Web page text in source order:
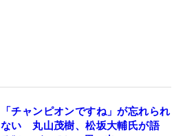
「チャンピオンですね」が忘れられ
ない 丸山茂樹、松坂大輔氏が語